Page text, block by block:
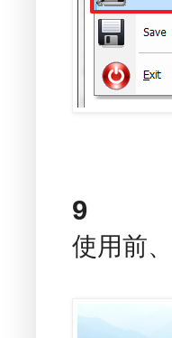
9
使用前